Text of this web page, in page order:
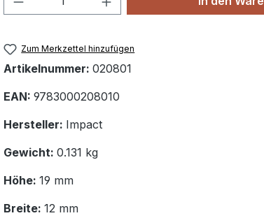
Zum Merkzettel hinzufügen
Artikelnummer: 020801
EAN: 9783000208010
Hersteller: Impact
Gewicht: 0.131 kg
Höhe: 19 mm
Breite: 12 mm